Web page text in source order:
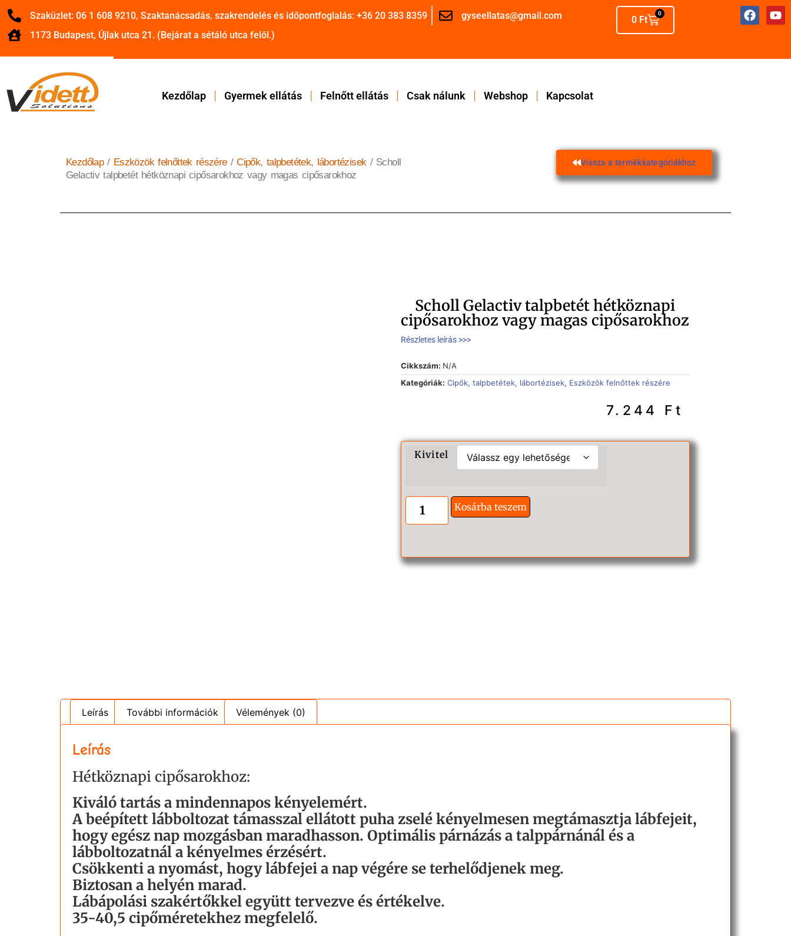
Szaküzlet: 06 1 608 9210, Szaktanácsadás, szakrendelés és időpontfoglalás: +36 20 383 8359
gyseellatas@gmail.com
1173 Budapest, Újlak utca 21. (Bejárat a sétáló utca felől.)
0 Ft
0
Kezdőlap Gyermek ellátás Felnőtt ellátás Csak nálunk Webshop Kapcsolat
Kezdőlap/ Eszközök felnőttek részére/Cipők, talpbetétek, lábortézisek/ Scholl
Gelactiv talpbetét hétköznapi cipősarokhoz vagy magas cipősarokhoz
Vissza a termékkategóriákhoz
Scholl Gelactiv talpbetét hétköznapi
cipősarokhoz vagy magas cipősarokhoz
Részletes leírás >>>
Cikkszám: N/A
Kategóriák: Cipők, talpbetétek, lábortézisek, Eszközök felnőttek részére
7.244 Ft
Kivitel
Kosárba teszem
Leírás További információk Vélemények (0)
Leírás
Hétköznapi cipősarokhoz:
Kiváló tartás a mindennapos kényelemért.
A beépített lábboltozat támasszal ellátott puha zselé kényelmesen megtámasztja lábfejeit,
hogy egész nap mozgásban maradhasson. Optimális párnázás a talppárnánál és a
lábboltozatnál a kényelmes érzésért.
Csökkenti a nyomást, hogy lábfejei a nap végére se terhelődjenek meg.
Biztosan a helyén marad.
Lábápolási szakértőkkel együtt tervezve és értékelve.
35-40,5 cipőméretekhez megfelelő.